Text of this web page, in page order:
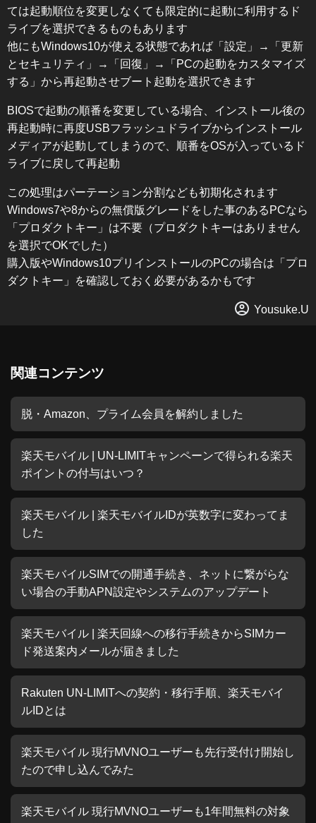
ては起動順位を変更しなくても限定的に起動に利用するド
ライブを選択できるものもあります
他にもWindows10が使える状態であれば「設定」→「更新
とセキュリティ」→「回復」→「PCの起動をカスタマイズ
する」から再起動させブート起動を選択できます
BIOSで起動の順番を変更している場合、インストール後の
再起動時に再度USBフラッシュドライブからインストール
メディアが起動してしまうので、順番をOSが入っているド
ライブに戻して再起動
この処理はパーテーション分割なども初期化されます
Windows7や8からの無償版グレードをした事のあるPCなら
「プロダクトキー」は不要（プロダクトキーはありません
を選択でOKでした）
購入版やWindows10プリインストールのPCの場合は「プロ
ダクトキー」を確認しておく必要があるかもです
Yousuke.U
関連コンテンツ
脱・Amazon、プライム会員を解約しました
楽天モバイル | UN-LIMITキャンペーンで得られる楽天
ポイントの付与はいつ？
楽天モバイル | 楽天モバイルIDが英数字に変わってま
した
楽天モバイルSIMでの開通手続き、ネットに繋がらな
い場合の手動APN設定やシステムのアップデート
楽天モバイル | 楽天回線への移行手続きからSIMカー
ド発送案内メールが届きました
Rakuten UN-LIMITへの契約・移行手順、楽天モバイ
ルIDとは
楽天モバイル 現行MVNOユーザーも先行受付け開始し
たので申し込んでみた
楽天モバイル 現行MVNOユーザーも1年間無料の対象